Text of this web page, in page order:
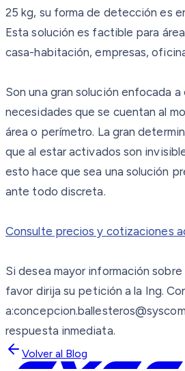
25 kg, su forma de detección es
Esta solución es factible para
casa-habitación, empresas,
Son una gran solución enfocada a
necesidades que se cuentan al
área o perímetro. La gran
que al estar activados son
esto hace que sea una solución
ante todo discreta.
Consulte precios y cotizaciones
Si desea mayor información
favor dirija su petición a la Ing.
respuesta inmediata.
Volver al Blog